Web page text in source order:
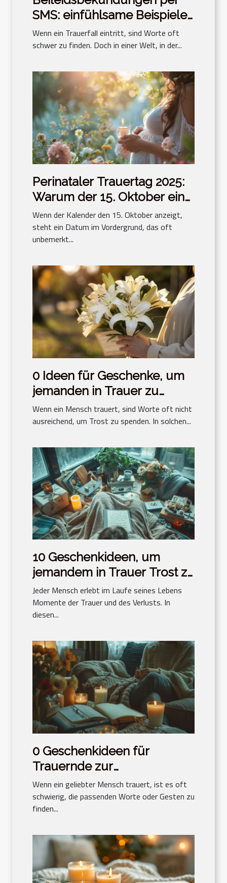
SMS: einfühlsame Beispiele
und Tipps zum Verfassen
Wenn ein Trauerfall eintritt, sind Worte oft
schwer zu finden. Doch in einer Welt, in der...
Perinataler Trauertag 2025:
Warum der 15. Oktober ein
wesentliches Datum ist
Wenn der Kalender den 15. Oktober anzeigt,
steht ein Datum im Vordergrund, das oft
unbemerkt...
0 Ideen für Geschenke, um
jemanden in Trauer zu
trösten
Wenn ein Mensch trauert, sind Worte oft nicht
ausreichend, um Trost zu spenden. In solchen...
10 Geschenkideen, um
jemandem in Trauer Trost zu
spenden
Jeder Mensch erlebt im Laufe seines Lebens
Momente der Trauer und des Verlusts. In
diesen...
0 Geschenkideen für
Trauernde zur
Unterstützung und
Trostspende
Wenn ein geliebter Mensch trauert, ist es oft
schwierig, die passenden Worte oder Gesten zu
finden...